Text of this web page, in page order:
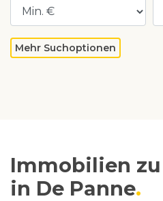
Mehr Suchoptionen
Immobilien
in De Panne